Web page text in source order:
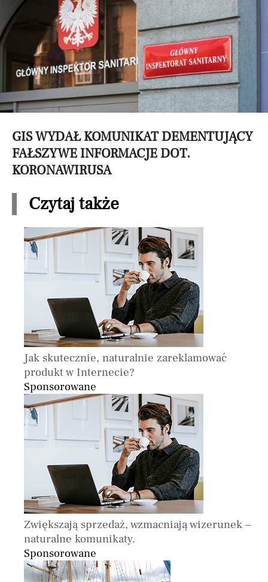
GIS WYDAŁ KOMUNIKAT DEMENTUJĄCY
FAŁSZYWE INFORMACJE DOT.
KORONAWIRUSA
Czytaj także
Jak skutecznie, naturalnie zareklamować
produkt w Internecie?
Sponsorowane
Zwiększają sprzedaż, wzmacniają wizerunek –
naturalne komunikaty.
Sponsorowane